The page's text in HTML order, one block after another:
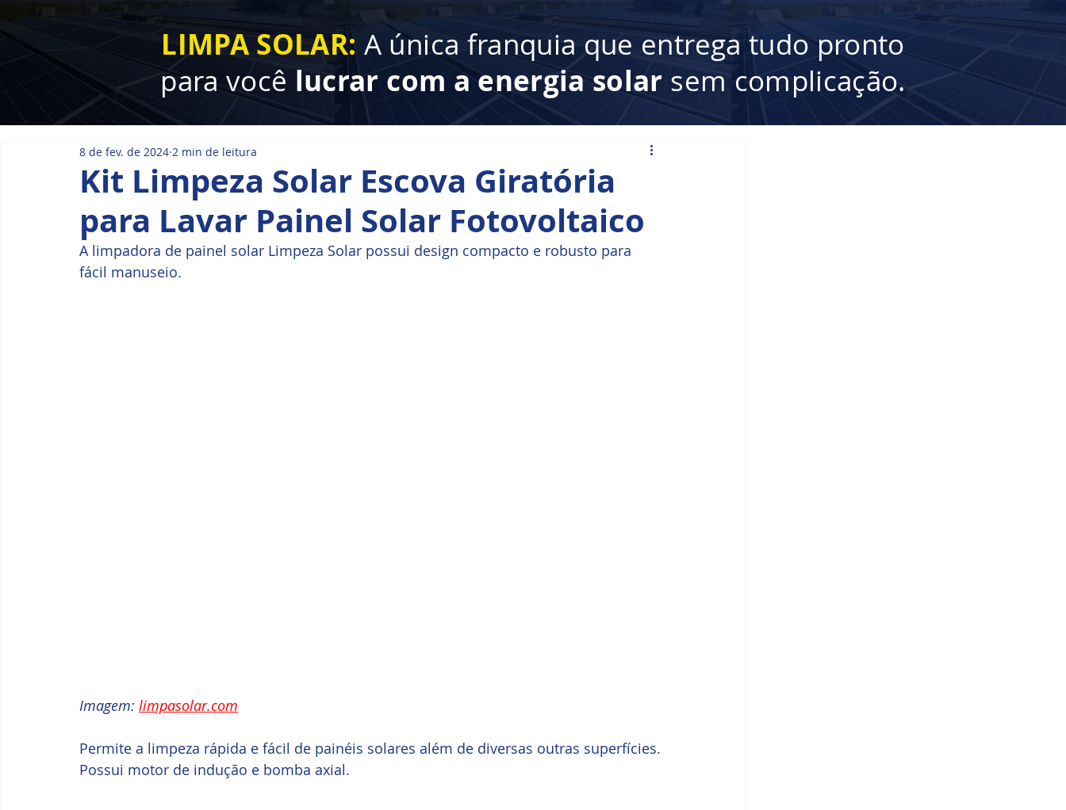
LIMPA SOLAR: A única franquia que entrega tudo pronto
para você lucrar com a energia solar sem complicação.
Kit Limpeza Solar Escova Giratória
para Lavar Painel Solar Fotovoltaico
8 de fev. de 2024 2 min de leitura
A limpadora de painel solar Limpeza Solar possui design compacto e robusto para
fácil manuseio.
Imagem: limpasolar.com
Permite a limpeza rápida e fácil de painéis solares além de diversas outras superfícies.
Possui motor de indução e bomba axial.